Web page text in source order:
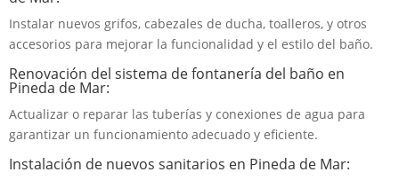
Instalar nuevos grifos, cabezales de ducha, toalleros, y otros
accesorios para mejorar la funcionalidad y el estilo del baño.
Renovación del sistema de fontanería del baño en
Pineda de Mar:
Actualizar o reparar las tuberías y conexiones de agua para
garantizar un funcionamiento adecuado y eficiente.
Instalación de nuevos sanitarios en Pineda de Mar: